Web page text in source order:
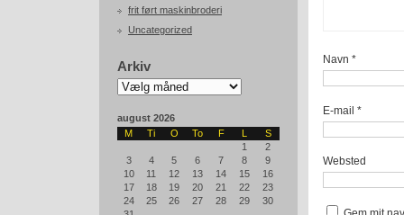
frit ført maskinbroderi
Uncategorized
Arkiv
Arkiv
august 2026
M
Ti O To F L
S
1
2
3
4 5 6 7 8
9
10
11 12 13 14 15
16
17
18 19 20 21 22
23
24
25 26 27 28 29
30
Navn *
E-mail *
Websted